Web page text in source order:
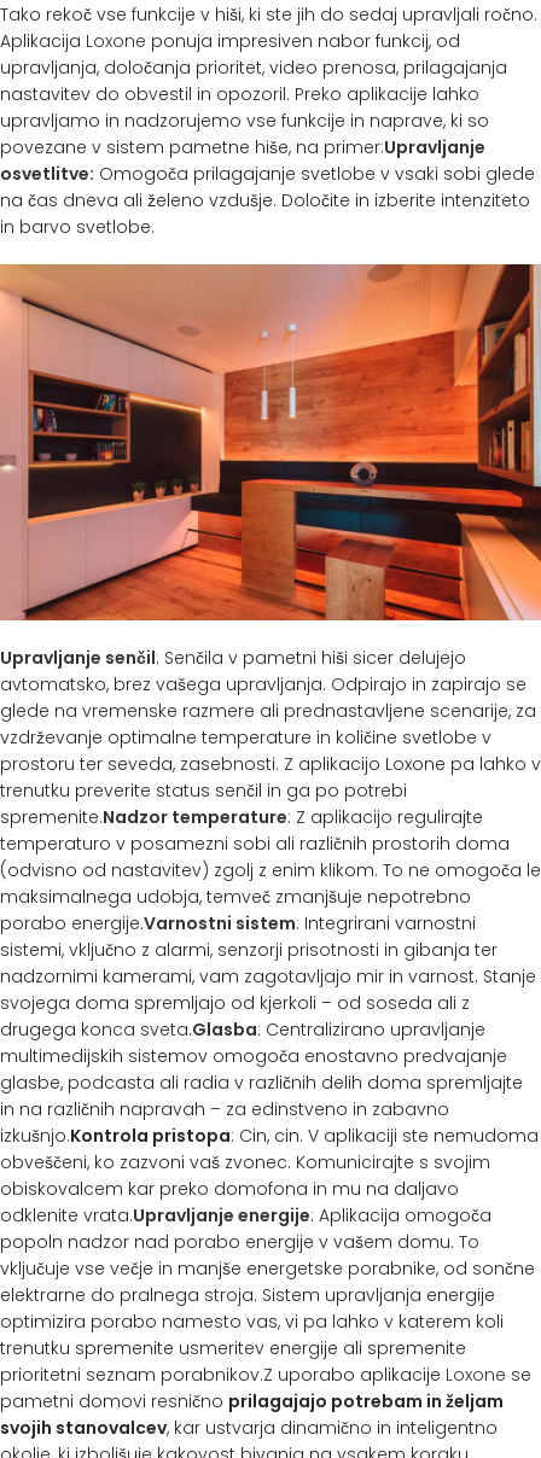
Tako rekoč vse funkcije v hiši, ki ste jih do sedaj upravljali ročno.
Aplikacija Loxone ponuja impresiven nabor funkcij, od
upravljanja, določanja prioritet, video prenosa, prilagajanja
nastavitev do obvestil in opozoril. Preko aplikacije lahko
upravljamo in nadzorujemo vse funkcije in naprave, ki so
povezane v sistem pametne hiše, na primer:Upravljanje
osvetlitve: Omogoča prilagajanje svetlobe v vsaki sobi glede
na čas dneva ali želeno vzdušje. Določite in izberite intenziteto
in barvo svetlobe.
Upravljanje senčil: Senčila v pametni hiši sicer delujejo
avtomatsko, brez vašega upravljanja. Odpirajo in zapirajo se
glede na vremenske razmere ali prednastavljene scenarije, za
vzdrževanje optimalne temperature in količine svetlobe v
prostoru ter seveda, zasebnosti. Z aplikacijo Loxone pa lahko v
trenutku preverite status senčil in ga po potrebi
spremenite.Nadzor temperature: Z aplikacijo regulirajte
temperaturo v posamezni sobi ali različnih prostorih doma
(odvisno od nastavitev) zgolj z enim klikom. To ne omogoča le
maksimalnega udobja, temveč zmanjšuje nepotrebno
porabo energije.Varnostni sistem: Integrirani varnostni
sistemi, vključno z alarmi, senzorji prisotnosti in gibanja ter
nadzornimi kamerami, vam zagotavljajo mir in varnost. Stanje
svojega doma spremljajo od kjerkoli – od soseda ali z
drugega konca sveta.Glasba: Centralizirano upravljanje
multimedijskih sistemov omogoča enostavno predvajanje
glasbe, podcasta ali radia v različnih delih doma spremljajte
in na različnih napravah – za edinstveno in zabavno
izkušnjo.Kontrola pristopa: Cin, cin. V aplikaciji ste nemudoma
obveščeni, ko zazvoni vaš zvonec. Komunicirajte s svojim
obiskovalcem kar preko domofona in mu na daljavo
odklenite vrata.Upravljanje energije: Aplikacija omogoča
popoln nadzor nad porabo energije v vašem domu. To
vključuje vse večje in manjše energetske porabnike, od sončne
elektrarne do pralnega stroja. Sistem upravljanja energije
optimizira porabo namesto vas, vi pa lahko v katerem koli
trenutku spremenite usmeritev energije ali spremenite
prioritetni seznam porabnikov.Z uporabo aplikacije Loxone se
pametni domovi resnično prilagajajo potrebam in željam
svojih stanovalcev, kar ustvarja dinamično in inteligentno